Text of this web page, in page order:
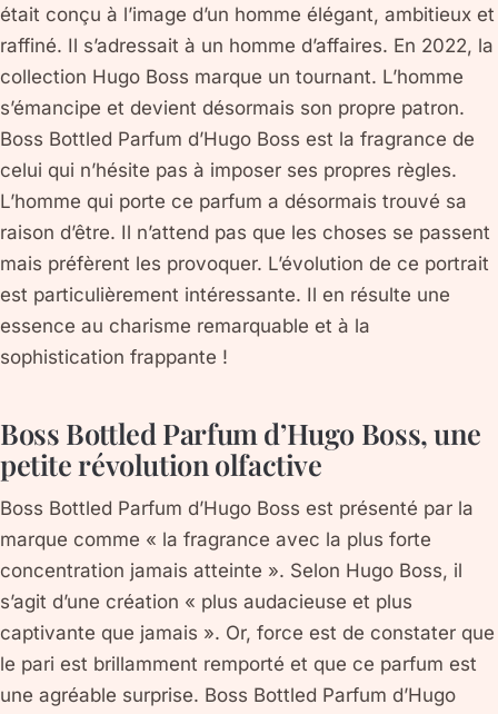
était conçu à l’image d’un homme élégant, ambitieux et
raffiné. Il s’adressait à un homme d’affaires. En 2022, la
collection Hugo Boss marque un tournant. L’homme
s’émancipe et devient désormais son propre patron.
Boss Bottled Parfum d’Hugo Boss est la fragrance de
celui qui n’hésite pas à imposer ses propres règles.
L’homme qui porte ce parfum a désormais trouvé sa
raison d’être. Il n’attend pas que les choses se passent
mais préfèrent les provoquer. L’évolution de ce portrait
est particulièrement intéressante. Il en résulte une
essence au charisme remarquable et à la
sophistication frappante !
Boss Bottled Parfum d’Hugo Boss, une
petite révolution olfactive
Boss Bottled Parfum d’Hugo Boss est présenté par la
marque comme « la fragrance avec la plus forte
concentration jamais atteinte ». Selon Hugo Boss, il
s’agit d’une création « plus audacieuse et plus
captivante que jamais ». Or, force est de constater que
le pari est brillamment remporté et que ce parfum est
une agréable surprise. Boss Bottled Parfum d’Hugo